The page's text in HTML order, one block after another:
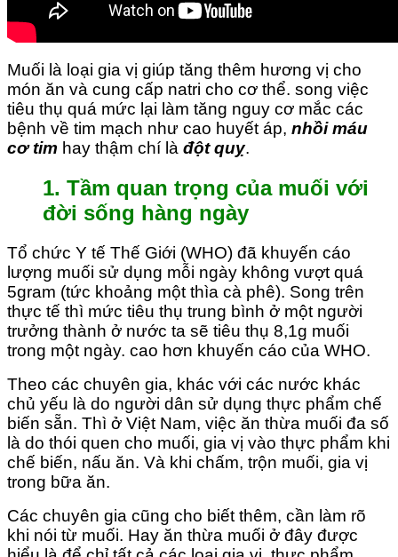
Muối là loại gia vị giúp tăng thêm hương vị cho
món ăn và cung cấp natri cho cơ thể. song việc
tiêu thụ quá mức lại làm tăng nguy cơ mắc các
bệnh về tim mạch như cao huyết áp, nhồi máu
cơ tim hay thậm chí là đột quỵ.
1. Tầm quan trọng của muối với
đời sống hàng ngày
Tổ chức Y tế Thế Giới (WHO) đã khuyến cáo
lượng muối sử dụng mỗi ngày không vượt quá
5gram (tức khoảng một thìa cà phê). Song trên
thực tế thì mức tiêu thụ trung bình ở một người
trưởng thành ở nước ta sẽ tiêu thụ 8,1g muối
trong một ngày. cao hơn khuyến cáo của WHO.
Theo các chuyên gia, khác với các nước khác
chủ yếu là do người dân sử dụng thực phẩm chế
biến sẵn. Thì ở Việt Nam, việc ăn thừa muối đa số
là do thói quen cho muối, gia vị vào thực phẩm khi
chế biến, nấu ăn. Và khi chấm, trộn muối, gia vị
trong bữa ăn.
Các chuyên gia cũng cho biết thêm, cần làm rõ
khi nói từ muối. Hay ăn thừa muối ở đây được